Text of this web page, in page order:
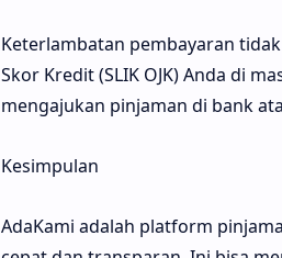
Keterlambatan pembayaran
Skor Kredit (SLIK OJK) Anda di
mengajukan pinjaman di bank
Kesimpulan
AdaKami adalah platform